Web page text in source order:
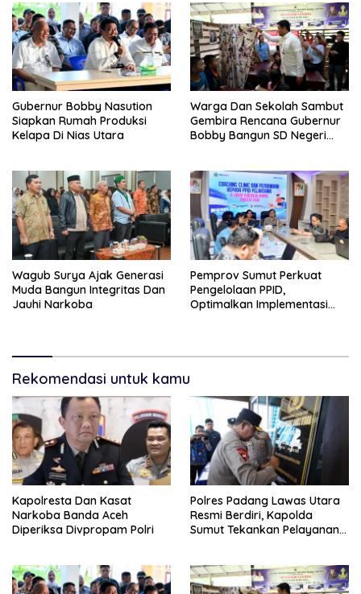
Gubernur Bobby Nasution
Siapkan Rumah Produksi
Kelapa Di Nias Utara
Warga Dan Sekolah Sambut
Gembira Rencana Gubernur
Bobby Bangun SD Negeri
Wagub Surya Ajak Generasi
Muda Bangun Integritas Dan
Jauhi Narkoba
Pemprov Sumut Perkuat
Pengelolaan PPID,
Optimalkan Implementasi
Rekomendasi untuk kamu
Kapolresta Dan Kasat
Narkoba Banda Aceh
Diperiksa Divpropam Polri
Polres Padang Lawas Utara
Resmi Berdiri, Kapolda
Sumut Tekankan Pelayanan